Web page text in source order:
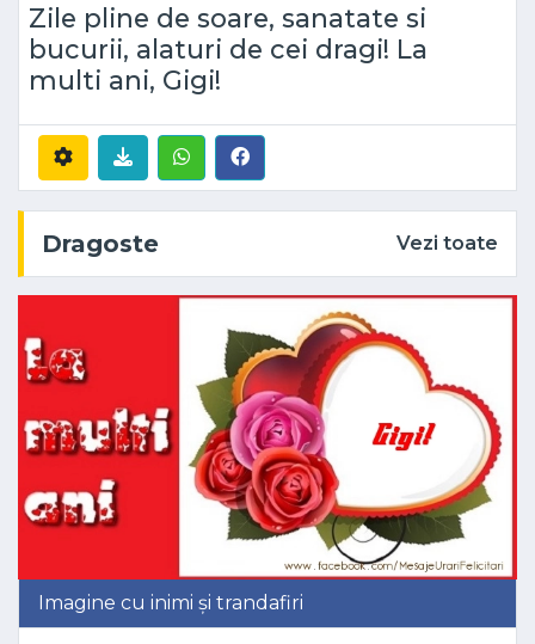
Zile pline de soare, sanatate si
bucurii, alaturi de cei dragi! La
multi ani, Gigi!
Dragoste Vezi toate
Imagine cu inimi și trandafiri